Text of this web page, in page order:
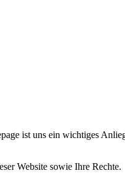
ist uns ein wichtiges
Website sowie Ihre Rechte.